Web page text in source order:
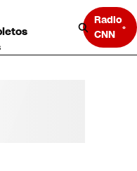
Radio
CNN